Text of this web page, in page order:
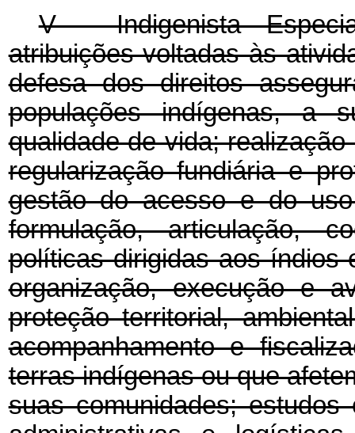
V - Indigenista
atribuições voltadas às
defesa dos direitos
populações indígenas, a
qualidade de vida;
regularização fundiária e
gestão do acesso e do
formulação, articulação,
políticas dirigidas aos índios
organização, execução e
proteção territorial,
acompanhamento e
terras indígenas ou que
suas comunidades;